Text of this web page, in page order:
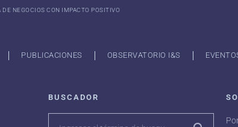
DE NEGOCIOS CON IMPACTO POSITIVO
PUBLICACIONES OBSERVATORIO I&S
BUSCADOR